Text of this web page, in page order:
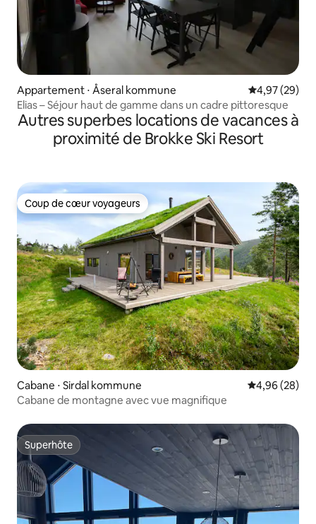
Appartement ⋅ Åseral kommune Évaluation
4,97 (29)
Elias – Séjour haut de gamme dans un cadre pittoresque
Autres superbes locations de vacances à
proximité de Brokke Ski Resort
Coup de cœur voyageurs
Coup de cœur voyageurs
Cabane ⋅ Sirdal kommune Évaluation
4,96 (28)
Cabane de montagne avec vue magnifique
Superhôte
Superhôte